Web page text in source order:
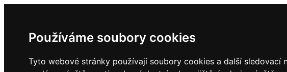
Používáme soubory cookies
Tyto webové stránky používají soubory cookies a další sledovací